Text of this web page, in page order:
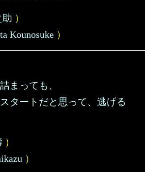
助 ）
Kounosuke ）
まっても、
タートだと思って、逃げる
）
）